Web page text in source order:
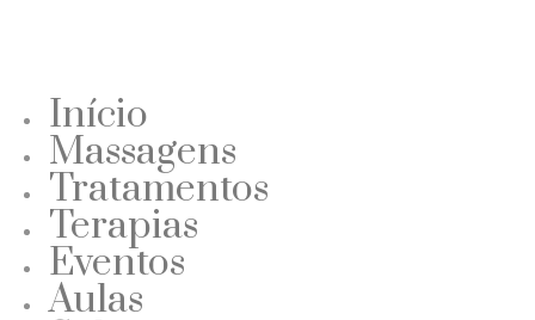
Início
Massagens
Tratamentos
Terapias
Eventos
Aulas